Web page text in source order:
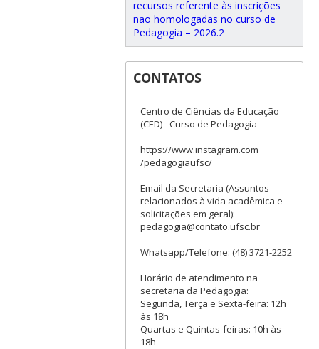
recursos referente às inscrições
não homologadas no curso de
Pedagogia – 2026.2
CONTATOS
Centro de Ciências da Educação
(CED) - Curso de Pedagogia
https://www.instagram.com
/pedagogiaufsc/
Email da Secretaria (Assuntos
relacionados à vida acadêmica e
solicitações em geral):
pedagogia@contato.ufsc.br
Whatsapp/Telefone: (48) 3721-2252
Horário de atendimento na
secretaria da Pedagogia:
Segunda, Terça e Sexta-feira: 12h
às 18h
Quartas e Quintas-feiras: 10h às
18h